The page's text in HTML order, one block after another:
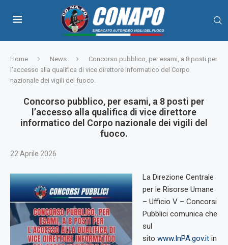
Home News
Concorso pubblico, per esami, a 8 posti per
l’accesso alla qualifica di vice direttore informatico del Corpo
nazionale dei vigili del fuoco.
Concorso pubblico, per esami, a 8 posti per
l’accesso alla qualifica di vice direttore
informatico del Corpo nazionale dei vigili del
fuoco.
22 Aprile 2026
La Direzione Centrale
per le Risorse Umane
– Ufficio V – Concorsi
Pubblici comunica che
sul
sito www.InPA.gov.it in